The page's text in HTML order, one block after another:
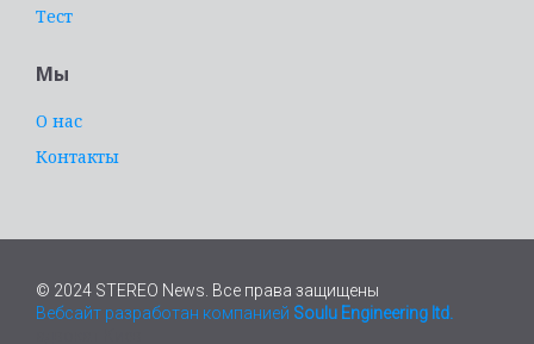
Тест
Мы
О нас
Контакты
© 2024 STEREO News. Все права защищены
Вебсайт разработан компанией Soulu Engineering ltd.